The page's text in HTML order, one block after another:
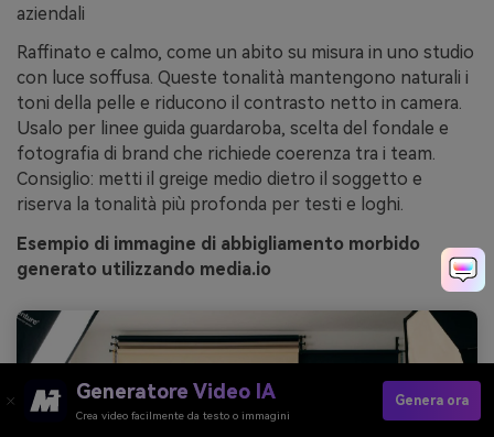
aziendali
Raffinato e calmo, come un abito su misura in uno studio
con luce soffusa. Queste tonalità mantengono naturali i
toni della pelle e riducono il contrasto netto in camera.
Usalo per linee guida guardaroba, scelta del fondale e
fotografia di brand che richiede coerenza tra i team.
Consiglio: metti il greige medio dietro il soggetto e
riserva la tonalità più profonda per testi e loghi.
Esempio di immagine di abbigliamento morbido
generato utilizzando media.io
Generatore Video IA
Crea video facilmente da testo o immagini
Genera ora